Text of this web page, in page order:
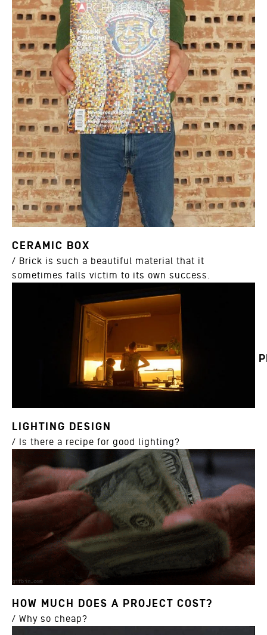
CERAMIC BOX
/ Brick is such a beautiful material that it
sometimes falls victim to its own success.
LIGHTING DESIGN
/ Is there a recipe for good lighting?
HOW MUCH DOES A PROJECT COST?
/ Why so cheap?